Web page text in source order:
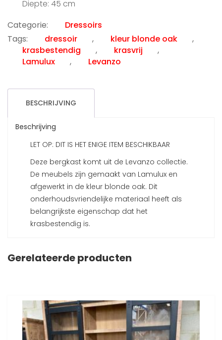
Diepte: 45 cm
Categorie:
Dressoirs
Tags:
dressoir , kleur blonde oak
,
krasbestendig
, krasvrij
,
Lamulux
, Levanzo
BESCHRIJVING
Beschrijving
LET OP: DIT IS HET ENIGE ITEM BESCHIKBAAR
Deze bergkast komt uit de Levanzo collectie.
De meubels zijn gemaakt van Lamulux en
afgewerkt in de kleur blonde oak. Dit
onderhoudsvriendelijke materiaal heeft als
belangrijkste eigenschap dat het
krasbestendig is.
Gerelateerde producten